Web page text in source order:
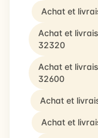
Achat et
Achat et
32320
Achat et
32600
Achat et
Achat et